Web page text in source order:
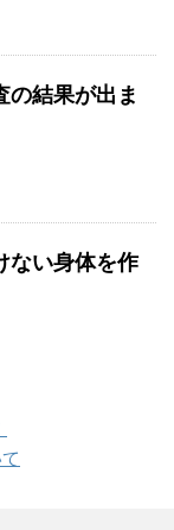
の結果が出ま
ない身体を作